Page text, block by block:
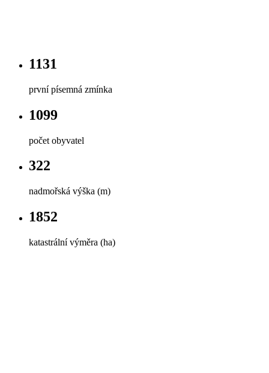
1131
první písemná zmínka
1099
počet obyvatel
322
nadmořská výška (m)
1852
katastrální výměra (ha)